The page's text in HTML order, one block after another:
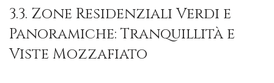
3.3. Zone Residenziali Verdi e
Panoramiche: Tranquillità e
Viste Mozzafiato